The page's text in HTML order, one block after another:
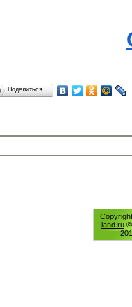
Поделиться…
land.ru©